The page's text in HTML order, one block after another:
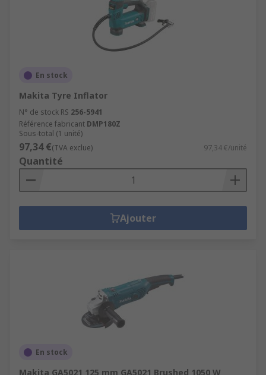
En stock
Makita Tyre Inflator
N° de stock RS 256-5941
Référence fabricant DMP180Z
Sous-total (1 unité)
97,34 €(TVA exclue) 97,34 €/unité
Quantité
Ajouter
En stock
Makita GA5021 125 mm GA5021 Brushed 1050 W